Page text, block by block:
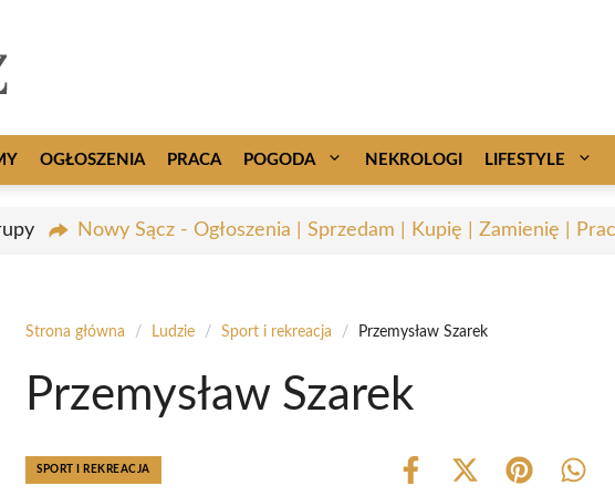
OGŁOSZENIA PRACA POGODA NEKROLOGI LIFESTYLE
Nowy Sącz - Ogłoszenia | Sprzedam | Kupię | Zamienię |
Strona główna / Ludzie / Sport i rekreacja / Przemysław Szarek
Przemysław Szarek
SPORT I REKREACJA
Share
Share Share Share